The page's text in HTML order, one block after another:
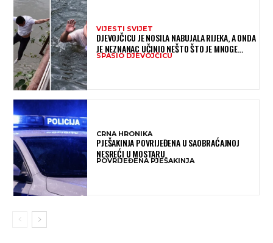
VIJESTI SVIJET
DJEVOJČICU JE NOSILA NABUJALA RIJEKA, A ONDA
JE NEZNANAC UČINIO NEŠTO ŠTO JE MNOGE
OSTAVILO BEZ RIJEČI
SPASIO DJEVOJČICU
CRNA HRONIKA
PJEŠAKINJA POVRIJEĐENA U SAOBRAĆAJNOJ
NESREĆI U MOSTARU
POVRIJEĐENA PJEŠAKINJA